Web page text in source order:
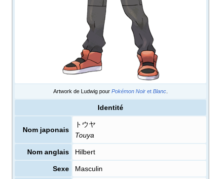
Artwork de Ludwig pour Pokémon Noir et Blanc
Identité
Nom japonais
トウヤ
Touya
Nom anglais Hilbert
Sexe Masculin